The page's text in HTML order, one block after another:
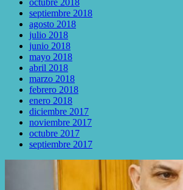
octubre 2018
septiembre 2018
agosto 2018
julio 2018
junio 2018
mayo 2018
abril 2018
marzo 2018
febrero 2018
enero 2018
diciembre 2017
noviembre 2017
octubre 2017
septiembre 2017